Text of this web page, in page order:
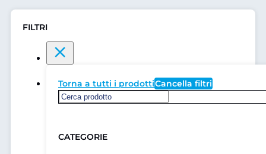
FILTRI
Torna a tutti i prodottiCancella filtri
CATEGORIE